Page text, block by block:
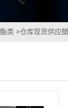
酯类 >仓库现货供应